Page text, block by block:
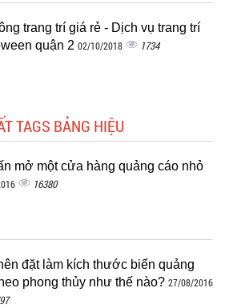
trang trí giá rẻ - Dịch vụ trang trí
quận 2 02/10/2018 1734
TAGS BẢNG HIỆU
mở một cửa hàng quảng cáo nhỏ
16380
đặt làm kích thước biển quảng
phong thủy như thế nào? 27/08/2016